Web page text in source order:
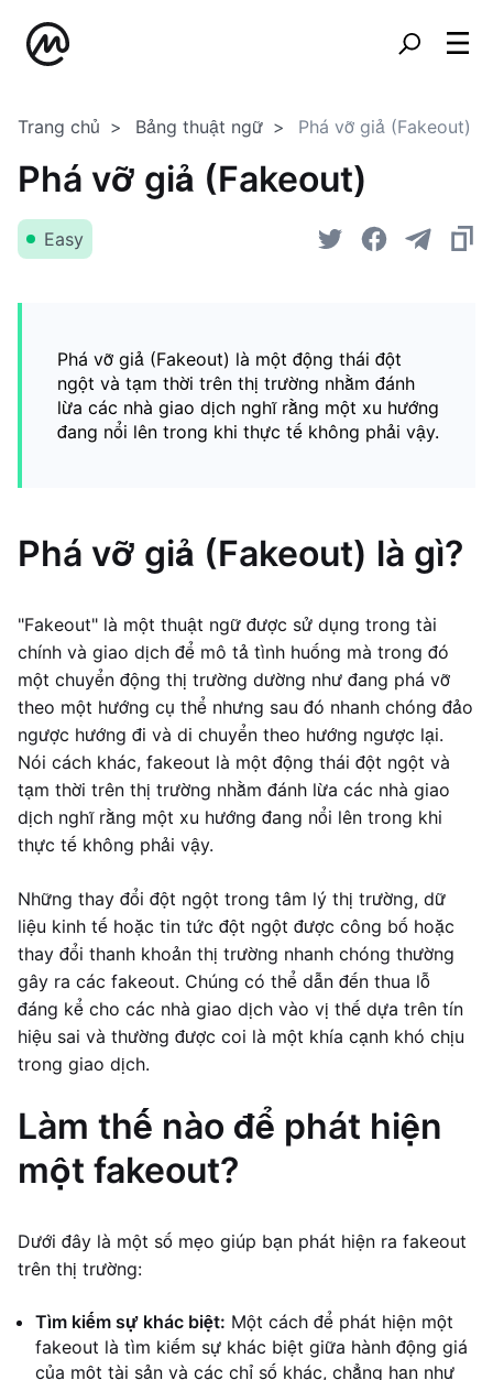
Trang chủ Bảng thuật ngữ Phá vỡ giả (Fakeout)
Phá vỡ giả (Fakeout)
Easy
Phá vỡ giả (Fakeout) là một động thái đột
ngột và tạm thời trên thị trường nhằm đánh
lừa các nhà giao dịch nghĩ rằng một xu hướng
đang nổi lên trong khi thực tế không phải vậy.
Phá vỡ giả (Fakeout) là gì?
"Fakeout" là một thuật ngữ được sử dụng trong tài
chính và giao dịch để mô tả tình huống mà trong đó
một chuyển động thị trường dường như đang phá vỡ
theo một hướng cụ thể nhưng sau đó nhanh chóng đảo
ngược hướng đi và di chuyển theo hướng ngược lại.
Nói cách khác, fakeout là một động thái đột ngột và
tạm thời trên thị trường nhằm đánh lừa các nhà giao
dịch nghĩ rằng một xu hướng đang nổi lên trong khi
thực tế không phải vậy.
Những thay đổi đột ngột trong tâm lý thị trường, dữ
liệu kinh tế hoặc tin tức đột ngột được công bố hoặc
thay đổi thanh khoản thị trường nhanh chóng thường
gây ra các fakeout. Chúng có thể dẫn đến thua lỗ
đáng kể cho các nhà giao dịch vào vị thế dựa trên tín
hiệu sai và thường được coi là một khía cạnh khó chịu
trong giao dịch.
Làm thế nào để phát hiện
một fakeout?
Dưới đây là một số mẹo giúp bạn phát hiện ra fakeout
trên thị trường:
Tìm kiếm sự khác biệt: Một cách để phát hiện một
fakeout là tìm kiếm sự khác biệt giữa hành động giá
của một tài sản và các chỉ số khác, chẳng hạn như